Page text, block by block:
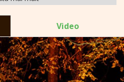
o rochiesuperba, prietenii si
si ciripit de pasarele.
visul tau se materializeaza: bun
pentrununtata memorabila,in
multelocatii de nunti in
minute pentrua te indragosti de
liber!
Video